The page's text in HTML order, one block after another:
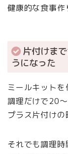
健康的な食事作
片付けま
うになった
ミールキットを
調理だけで20〜
プラス片付けの
それでも調理時